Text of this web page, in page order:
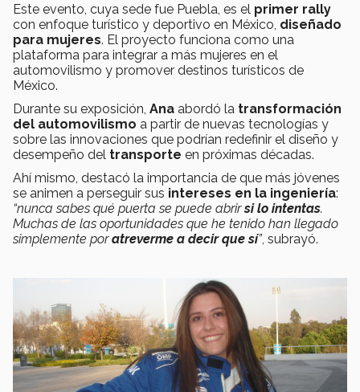
Este evento, cuya sede fue Puebla, es el primer rally
con enfoque turístico y deportivo en México, diseñado
para mujeres. El proyecto funciona como una
plataforma para integrar a más mujeres en el
automovilismo y promover destinos turísticos de
México.
Durante su exposición, Ana abordó la transformación
del automovilismo a partir de nuevas tecnologías y
sobre las innovaciones que podrían redefinir el diseño y
desempeño del transporte en próximas décadas.
Ahí mismo, destacó la importancia de que más jóvenes
se animen a perseguir sus intereses en la ingeniería:
“nunca sabes qué puerta se puede abrirsi lo intentas.
Muchas de las oportunidades que he tenido han llegado
simplemente poratreverme a decir que sí”, subrayó.